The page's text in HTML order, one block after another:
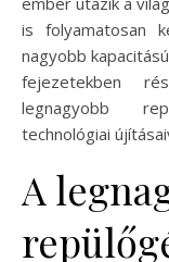
is folyamatosan
nagyobb
fejezetekben
legnagyobb
technológiai
A